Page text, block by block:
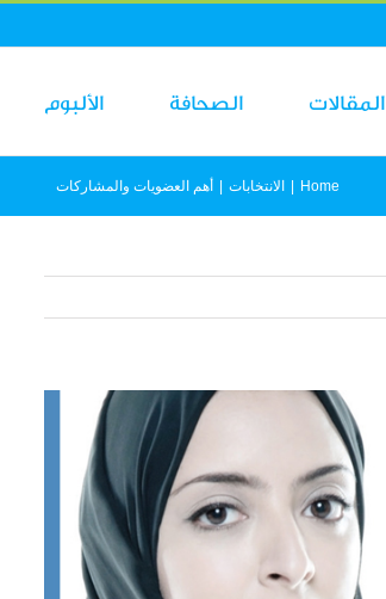
الألبوم الصحافة المقالات
Home الانتخابات أهم العضويات والمشاركات